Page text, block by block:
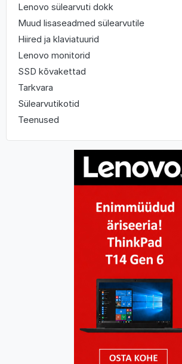
Lenovo sülearvuti dokk
Muud lisaseadmed sülearvutile
Hiired ja klaviatuurid
Lenovo monitorid
SSD kõvakettad
Tarkvara
Sülearvutikotid
Teenused